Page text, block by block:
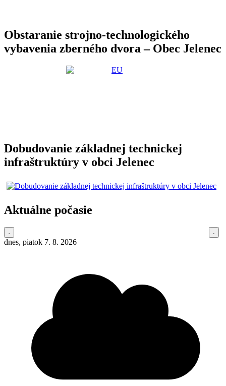
Obstaranie strojno-technologického
vybavenia zberného dvora – Obec Jelenec
Dobudovanie základnej technickej
infraštruktúry v obci Jelenec
Aktuálne počasie
dnes, piatok 7. 8. 2026